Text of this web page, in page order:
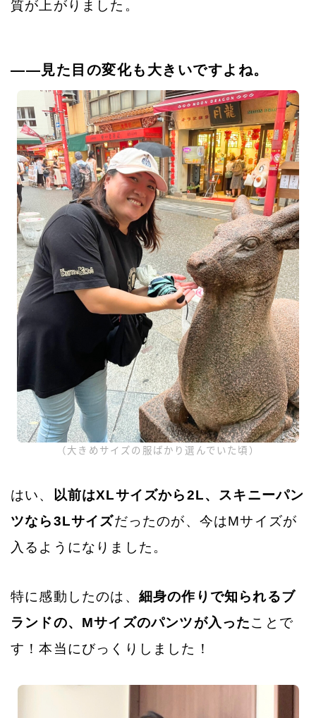
質が上がりました。
――見た目の変化も大きいですよね。
（大きめサイズの服ばかり選んでいた頃）
はい、
以前はXLサイズから2L、スキニーパン
ツなら3Lサイズだったのが、今はMサイズが
入るようになりました。
特に感動したのは、 細身の作りで知られるブ
ランドの、Mサイズのパンツが入ったことで
す！本当にびっくりしました！